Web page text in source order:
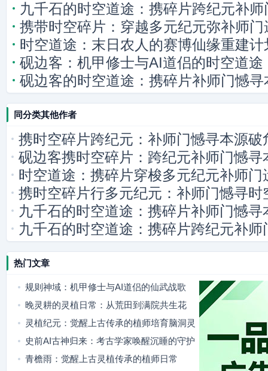
九千石的时空道途：携碎片跨纪元补
携带时空碎片：穿越多元纪元弥补师门
时空道途：末日农人的赛博仙缘重建计
砚边客：机甲修士与AI道侣的时空道途
砚边客的时空道途：携碎片补师门憾寻
同分类其他作者
携时空碎片跨纪元：补师门憾寻本源破
砚边客携时空碎片：跨纪元补师门憾寻
时空道途：携碎片穿梭多元纪元补师门
携时空碎片行多元纪元：补师门憾寻时
九千石的时空道途：携碎片补师门憾寻
九千石的时空道途：携碎片跨纪元补师
热门文章
规则神域：机甲修士与AI道侣的仙武战歌
晚灵耕的灵植日常：从荒田到满院共生花
灵植纪元：觉醒上古传承的植师培育脑洞灵
植
史前AI古神归来：考古学家唤醒沉睡的守护
灵
青檐雨：觉醒上古灵植传承的植师日常